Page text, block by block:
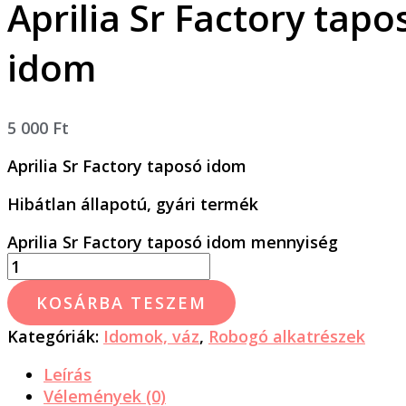
Aprilia Sr Factory
idom
5 000 Ft
Aprilia Sr Factory taposó idom
Hibátlan állapotú, gyári termék
Aprilia Sr Factory taposó idom mennyiség
KOSÁRBA TESZEM
Kategóriák: Idomok, váz, Robogó alkatrészek
Leírás
Vélemények (0)